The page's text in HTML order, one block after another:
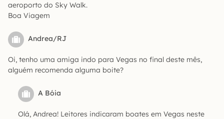
aeroporto do Sky Walk.
Boa Viagem
Andrea/RJ
Oi, tenho uma amiga indo para Vegas no final deste mês,
alguém recomenda alguma boite?
A Bóia
Olá, Andrea! Leitores indicaram boates em Vegas neste